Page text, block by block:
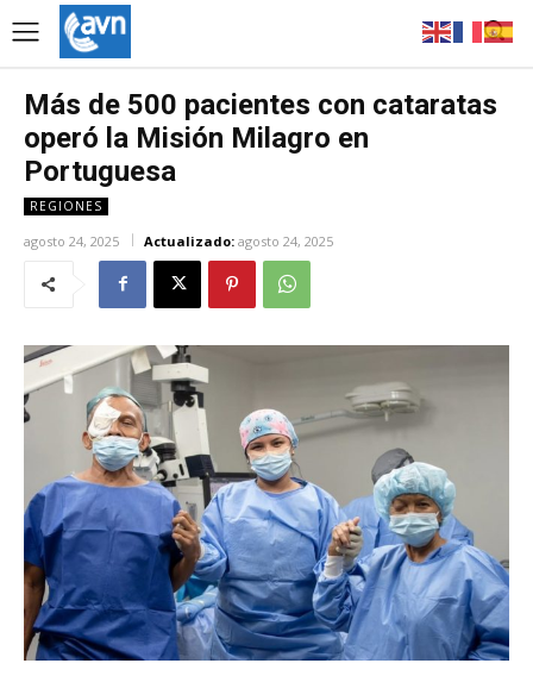
Más de 500 pacientes con cataratas
operó la Misión Milagro en
Portuguesa
REGIONES
agosto 24, 2025 Actualizado: agosto 24, 2025